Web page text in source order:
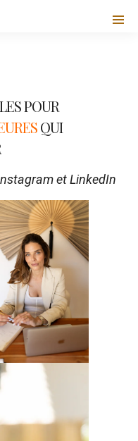
POUR
QUI
et LinkedIn